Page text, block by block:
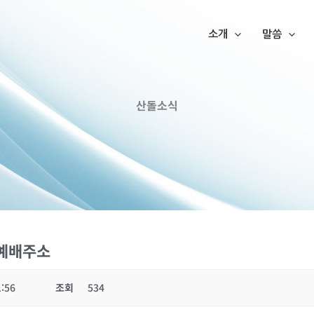
소개 말씀
산돌소식
배주소
조회 534